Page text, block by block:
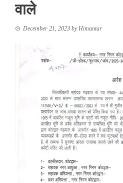
वाले
December 21, 2023 byHimantar